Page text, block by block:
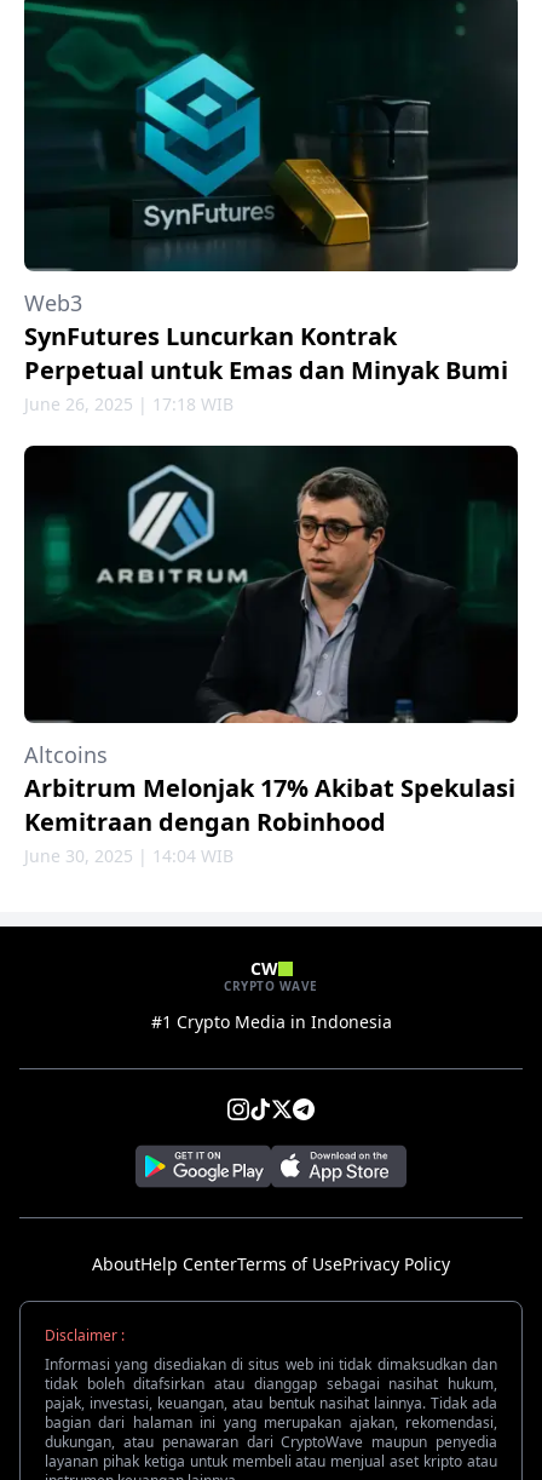
Web3
SynFutures Luncurkan Kontrak
Perpetual untuk Emas dan Minyak Bumi
June 26, 2025 | 17:18 WIB
Altcoins
Arbitrum Melonjak 17% Akibat Spekulasi
Kemitraan dengan Robinhood
June 30, 2025 | 14:04 WIB
CW
CRYPTO WAVE
#1 Crypto Media in Indonesia
AboutHelp CenterTerms of UsePrivacy Policy
Disclaimer :
Informasi yang disediakan di situs web ini tidak dimaksudkan dan
tidak boleh ditafsirkan atau dianggap sebagai nasihat hukum,
pajak, investasi, keuangan, atau bentuk nasihat lainnya. Tidak ada
bagian dari halaman ini yang merupakan ajakan, rekomendasi,
dukungan, atau penawaran dari CryptoWave maupun penyedia
layanan pihak ketiga untuk membeli atau menjual aset kripto atau